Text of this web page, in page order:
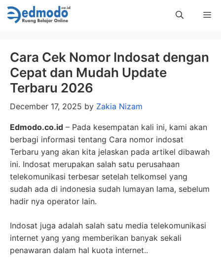
Skip
to
Cara Cek Nomor Indosat dengan
Cepat dan Mudah Update
Terbaru 2026
December 17, 2025 by Zakia Nizam
Edmodo.co.id – Pada kesempatan kali ini, kami akan
berbagi informasi tentang Cara nomor indosat
Terbaru yang akan kita jelaskan pada artikel dibawah
ini. Indosat merupakan salah satu perusahaan
telekomunikasi terbesar setelah telkomsel yang
sudah ada di indonesia sudah lumayan lama, sebelum
hadir nya operator lain.
Indosat juga adalah salah satu media telekomunikasi
internet yang yang memberikan banyak sekali
penawaran dalam hal kuota internet..